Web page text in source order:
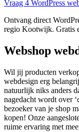
Vraag 4 WordPress
Ontvang direct
regio Kootwijk. Gratis
Webshop
Wil jij producten
webdesign erg
natuurlijk niks anders
nagedacht wordt over
bezoeker van je shop
kopen! Onze
ruime ervaring met